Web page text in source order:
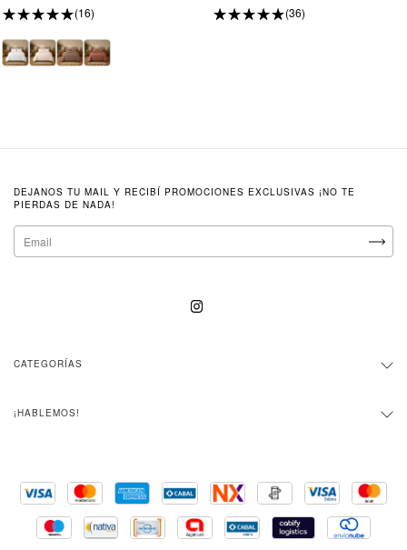
(16) (36)
DEJANOS TU MAIL Y RECIBÍ PROMOCIONES EXCLUSIVAS ¡NO TE
PIERDAS DE NADA!
CATEGORÍAS
¡HABLEMOS!